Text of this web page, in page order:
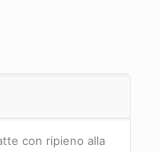
con ripieno alla